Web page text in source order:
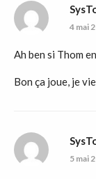
4 mai
Ah ben si Thom
Bon ça joue, je
5 mai